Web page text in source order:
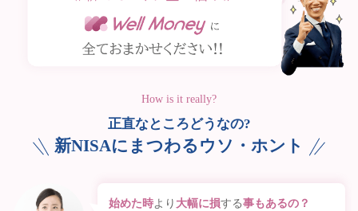
How is it really?
正直なところどうなの?
新NISAにまつわるウソ・ホント
始めた時より 大幅に損する事もあるの？